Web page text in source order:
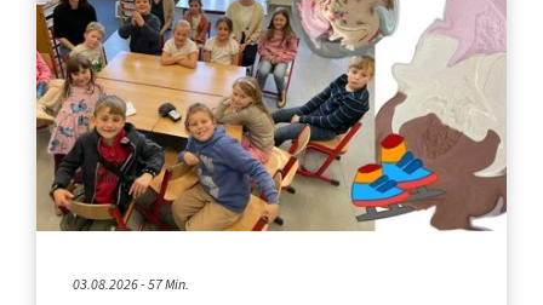
03.08.2026 - 57 Min.